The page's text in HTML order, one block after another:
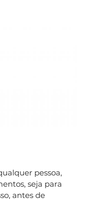
pessoa,
seja para
antes de